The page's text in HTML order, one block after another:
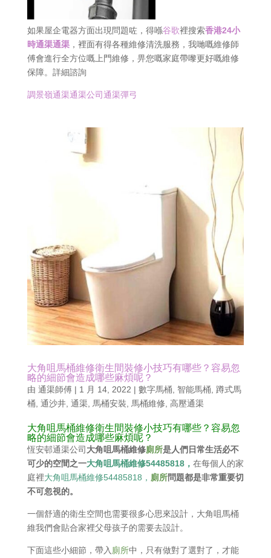
如果屋企電器方面出現問題咗，得喺谷歌裡搜索香港24小
時通渠通渠，裡面有得各種維修清洗服務，我哋嘅維修師
傅會進行全方位嘅上門維修，畀您嘅家庭帶嚟更好嘅維修
保障。詳細諮詢
調景嶺通渠通渠公司通渠彈弓
大角咀馬桶維修衛生間裝修小技巧有哪些？容易忽
略的細節會造成哪些麻煩呢？
由 通渠師傅| 1 月 14, 2022 | 數字馬桶 智能馬桶 蹲式馬
桶 通沙井, 通渠, 馬桶安裝 馬桶維修 高壓通渠
大角咀馬桶維修衛生間裝修小技巧有哪些？容易忽
略的細節會造成哪些麻煩呢？
恆安邨通渠公司 大角咀馬桶維修廁所是人們日常生活必不
可少的空間之一大角咀馬桶維修54485818， 在每個人的家
庭裡大角咀馬桶維修54485818， 廁所問題都是非常重要切
不可忽視的。
一個舒適的衛生空間也需要很多心思來設計，大角咀馬桶
維我們會貼合家裡父母孩子的需要去設計。
下面這些小細節，帶入 廁所中，只有做對了選對了，才能